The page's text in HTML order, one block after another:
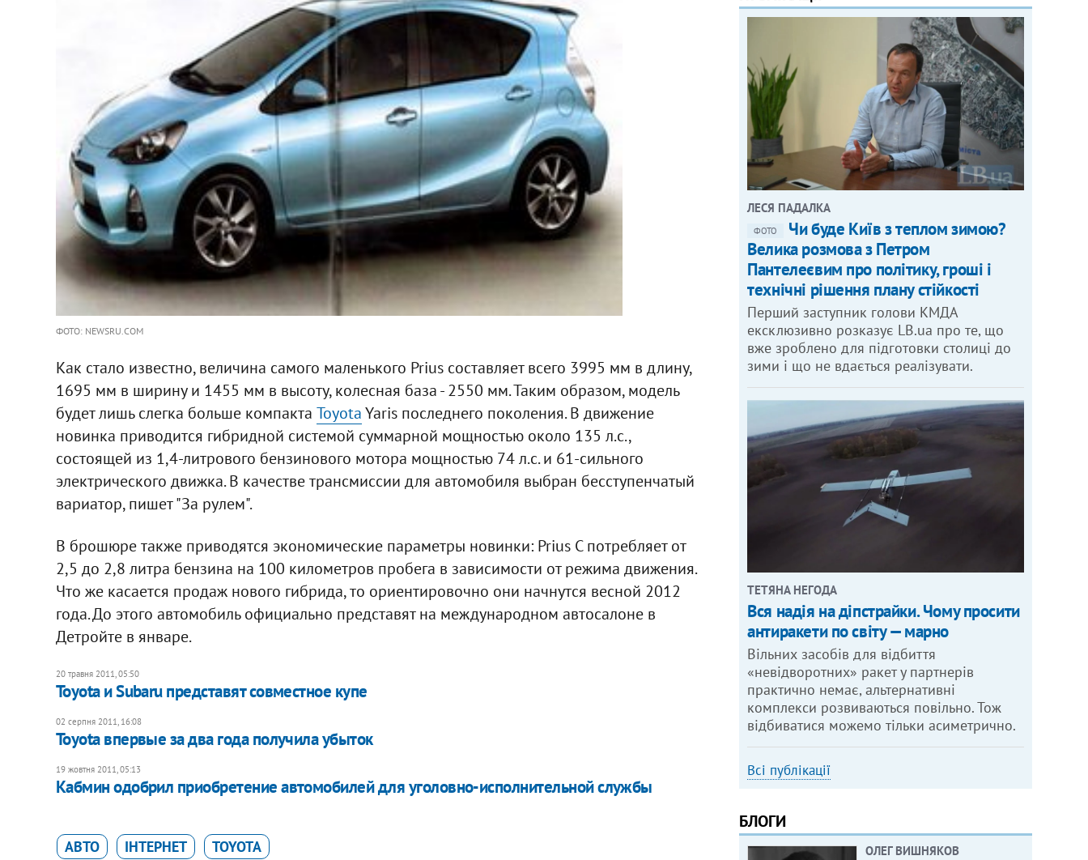
ФОТО: NEWSRU.COM
Как стало известно, величина самого маленького Prius составляет всего 3995 мм в длину,
1695 мм в ширину и 1455 мм в высоту, колесная база - 2550 мм. Таким образом, модель
будет лишь слегка больше компакта ToyotaYaris последнего поколения. В движение
новинка приводится гибридной системой суммарной мощностью около 135 л.с.,
состоящей из 1,4-литрового бензинового мотора мощностью 74 л.с. и 61-сильного
электрического движка. В качестве трансмиссии для автомобиля выбран бесступенчатый
вариатор, пишет "За рулем".
В брошюре также приводятся экономические параметры новинки: Prius С потребляет от
2,5 до 2,8 литра бензина на 100 километров пробега в зависимости от режима движения.
Что же касается продаж нового гибрида, то ориентировочно они начнутся весной 2012
года. До этого автомобиль официально представят на международном автосалоне в
Детройте в январе.
20 травня 2011, 05:50
Toyota и Subaru представят совместное купе
02 серпня 2011, 16:08
Toyota впервые за два года получила убыток
19 жовтня 2011, 05:13
Кабмин одобрил приобретение автомобилей для уголовно-исполнительной службы
АВТО ІНТЕРНЕТ TOYOTA
ЛЕСЯ ПАДАЛКА
ФОТО
Чи буде Київ з теплом зимою?
Велика розмова з Петром
Пантелеєвим про політику, гроші і
технічні рішення плану стійкості
Перший заступник голови КМДА
ексклюзивно розказує LB.ua про те, що
вже зроблено для підготовки столиці до
зими і що не вдається реалізувати.
ТЕТЯНА НЕГОДА
Вся надія на діпстрайки. Чому просити
антиракети по світу — марно
Вільних засобів для відбиття
«невідворотних» ракет у партнерів
практично немає, альтернативні
комплекси розвиваються повільно. Тож
відбиватися можемо тільки асиметрично.
Всі публікації
БЛОГИ
ОЛЕГ ВИШНЯКОВ